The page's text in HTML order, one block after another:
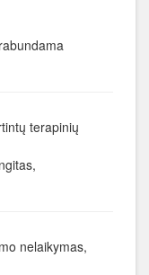
terapinių
nelaikymas,